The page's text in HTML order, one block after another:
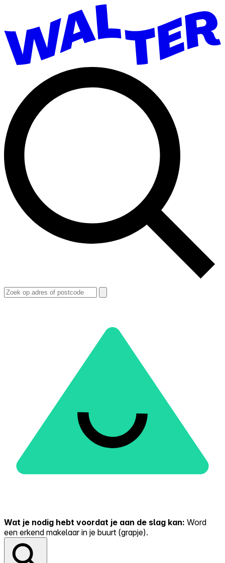
Wat je nodig hebt voordat je aan de slag kan: Word
een erkend makelaar in je buurt (grapje).